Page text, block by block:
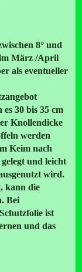
8° und
im März /April
als eventueller
30 bis 35 cm
Knollendicke
werden
Keim nach
und leicht
wird.
kann die
Bei
ist
und das